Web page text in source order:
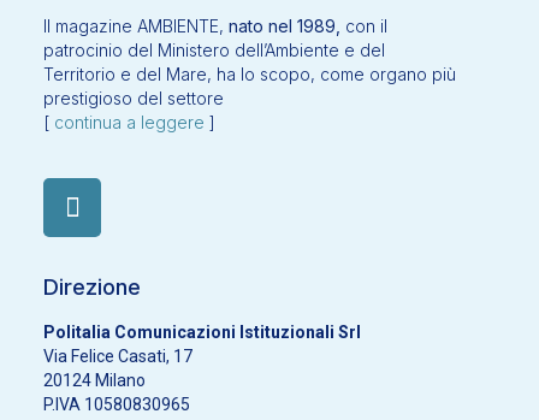
Il magazine AMBIENTE, nato nel 1989, con il
patrocinio del Ministero dell’Ambiente e del
Territorio e del Mare, ha lo scopo, come organo più
prestigioso del settore
[ continua a leggere ]
Direzione
Politalia Comunicazioni Istituzionali Srl
Via Felice Casati, 17
20124 Milano
P.IVA 10580830965